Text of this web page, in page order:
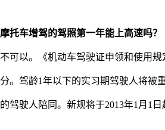
摩托车增驾的驾照第一年能上高速吗？
不可以。《机动车驾驶证申领和使用
分。驾龄1年以下的实习期驾驶人将被
的驾驶人陪同。新规将于2013年1月1日